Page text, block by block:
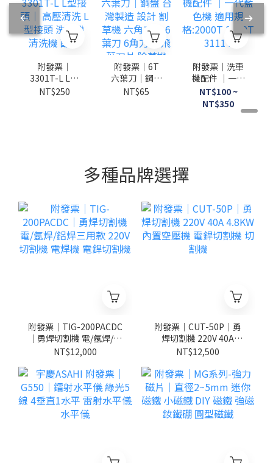
附發票｜
3301T-L L型
接頭｜ 高壓清
NT$250
附發票｜6T
六葉刀｜鋼盤
台灣製造 設計
NT$65
附發票｜洗車
機配件 ｜一代
藍色機 適用規
格:2000T
2110T 3111T
NT$100 ~
NT$350
多種品牌選擇
附發票｜TIG-200PACDC
｜勇焊切割機 電/氬焊/鋁
焊三用款 220V 切割機 電
NT$12,000
附發票｜CUT-50P｜勇
焊切割機 220V 40A
4.8KW 內置空壓機 電銲
NT$12,500